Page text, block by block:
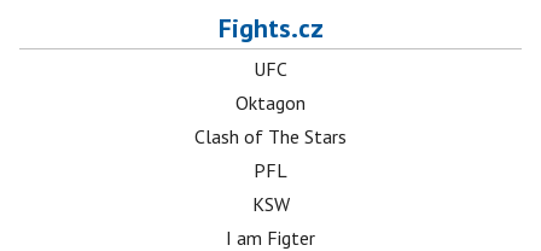
Fights.cz
UFC
Oktagon
Clash of The Stars
PFL
KSW
I am Figter